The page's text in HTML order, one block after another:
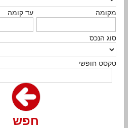
מקומה עד קומה
סוג הנכס
טקסט חופשי
חפש